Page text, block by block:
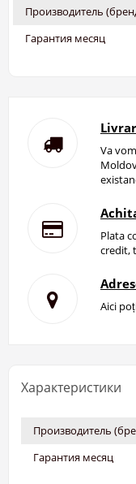
Производитель
Гарантия месяц
Va
Plata
credit,
Aici
Характеристики
Производитель
Гарантия месяц